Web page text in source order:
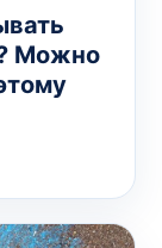
Можно